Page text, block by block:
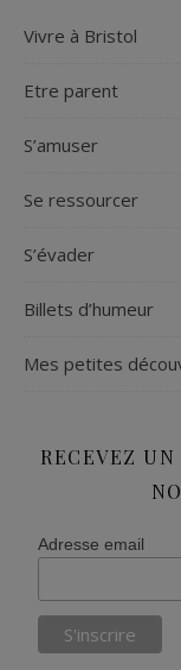
Vivre à Bristol
Etre parent
S’amuser
Se ressourcer
S’évader
Billets d’humeur
Mes petites
RECEVEZ
Adresse email